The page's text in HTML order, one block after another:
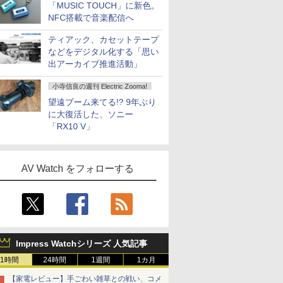
「MUSIC TOUCH」に新色。
NFC搭載で音楽配信へ
ティアック、カセットテープ
などをデジタル化する「思い
出アーカイブ推進活動」
小寺信良の週刊 Electric Zooma!
望遠ブーム来てる!? 9年ぶり
に大復活した、ソニー
「RX10 V」
AV Watch をフォローする
Impress Watchシリーズ 人気記事
1時間 24時間 1週間 1カ月
【家電レビュー】手ごわい雑草との戦い、コメ